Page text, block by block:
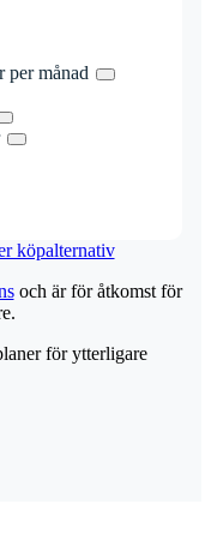
per månad
köpalternativ
och är för åtkomst för
för ytterligare